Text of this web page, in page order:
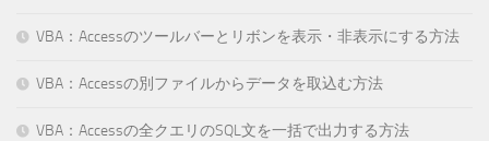
VBA：Accessのツールバーとリボンを表示・非表示にする方法
VBA：Accessの別ファイルからデータを取込む方法
VBA：Accessの全クエリのSQL文を一括で出力する方法